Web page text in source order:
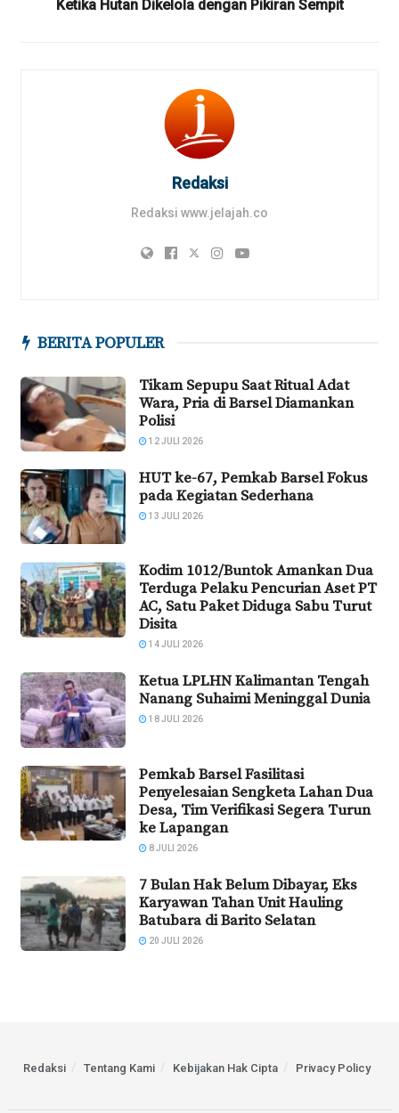
Ketika Hutan Dikelola dengan Pikiran Sempit
Redaksi
Redaksi www.jelajah.co
BERITA POPULER
Tikam Sepupu Saat Ritual Adat
Wara, Pria di Barsel Diamankan
Polisi
12 JULI 2026
HUT ke-67, Pemkab Barsel Fokus
pada Kegiatan Sederhana
13 JULI 2026
Kodim 1012/Buntok Amankan Dua
Terduga Pelaku Pencurian Aset PT
AC, Satu Paket Diduga Sabu Turut
Disita
14 JULI 2026
Ketua LPLHN Kalimantan Tengah
Nanang Suhaimi Meninggal Dunia
18 JULI 2026
Pemkab Barsel Fasilitasi
Penyelesaian Sengketa Lahan Dua
Desa, Tim Verifikasi Segera Turun
ke Lapangan
8 JULI 2026
7 Bulan Hak Belum Dibayar, Eks
Karyawan Tahan Unit Hauling
Batubara di Barito Selatan
20 JULI 2026
Redaksi Tentang Kami Kebijakan Hak Cipta Privacy Policy